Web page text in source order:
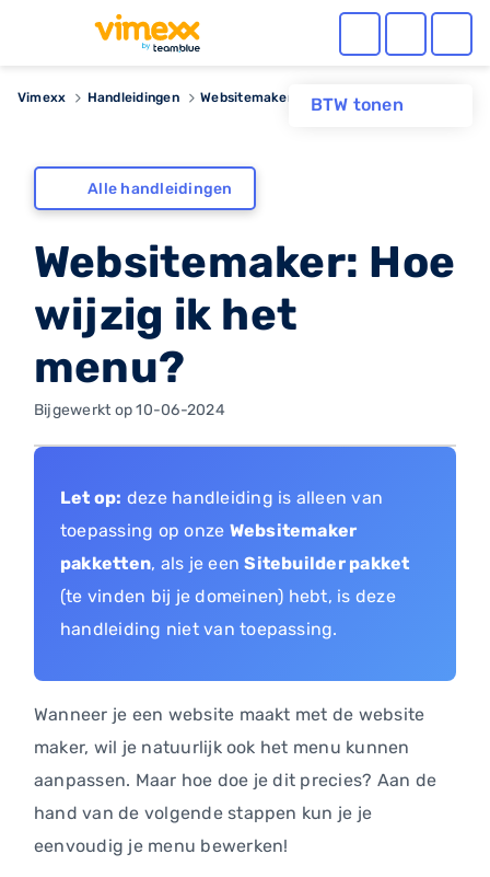
BTW tonen
Vimexx Handleidingen Websitemaker: Hoe wijzig ik het menu?
Alle handleidingen
Websitemaker: Hoe
wijzig ik het
menu?
Bijgewerkt op 10-06-2024
Let op: deze handleiding is alleen van
toepassing op onze Websitemaker
pakketten, als je eenSitebuilder pakket
(te vinden bij je domeinen) hebt, is deze
handleiding niet van toepassing.
Wanneer je een website maakt met de website
maker, wil je natuurlijk ook het menu kunnen
aanpassen. Maar hoe doe je dit precies? Aan de
hand van de volgende stappen kun je je
eenvoudig je menu bewerken!